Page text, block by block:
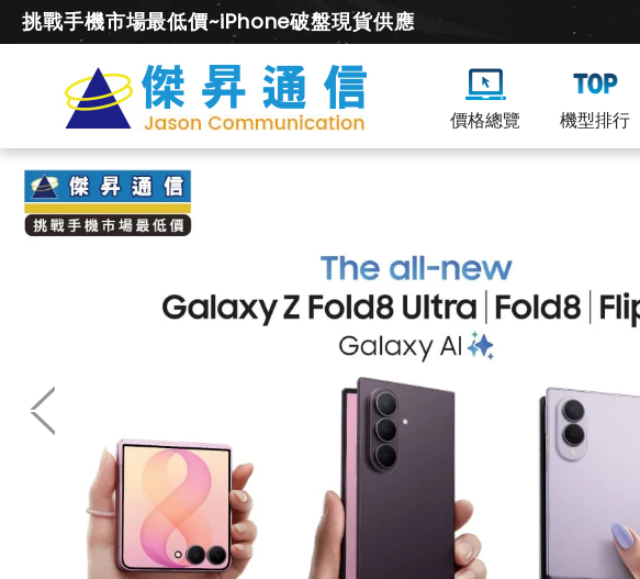
挑戰手機市場最低價~iPhone破盤現貨供應
價格總覽 機型排行